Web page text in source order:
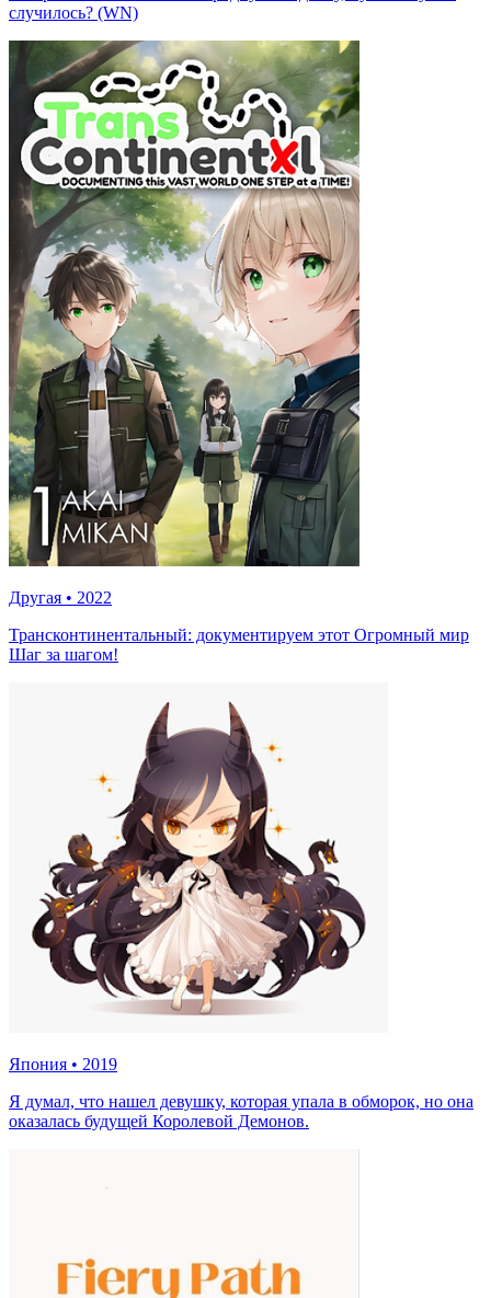
случилось? (WN)
Другая • 2022
Трансконтинентальный: документируем этот Огромный мир
Шаг за шагом!
Япония • 2019
Я думал, что нашел девушку, которая упала в обморок, но она
оказалась будущей Королевой Демонов.